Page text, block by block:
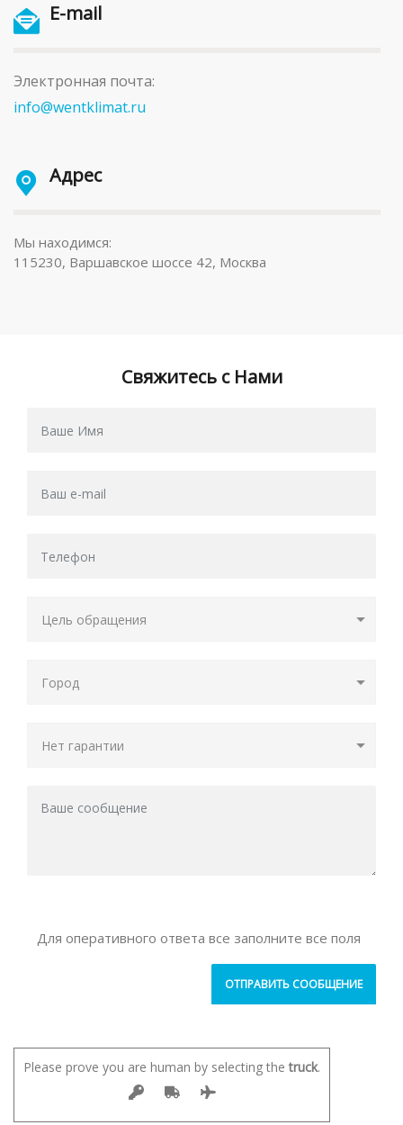
E-mail
Электронная почта:
info@wentklimat.ru
Адрес
Мы находимся:
115230, Варшавское шоссе 42, Москва
Свяжитесь с Нами
Для оперативного ответа все заполните все поля
Please prove you are human by selecting the truck.